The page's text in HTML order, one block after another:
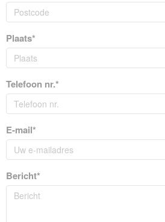
Plaats*
Telefoon nr.*
E-mail*
Bericht*